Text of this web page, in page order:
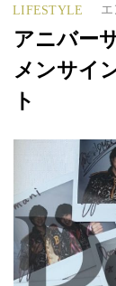
LIFESTYLE エ
アニバー
メンサイ
ト